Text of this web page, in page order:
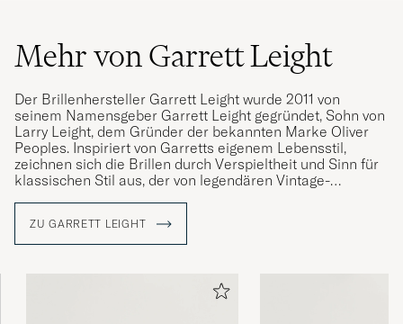
Mehr von Garrett Leight
Der Brillenhersteller Garrett Leight wurde 2011 von
seinem Namensgeber Garrett Leight gegründet, Sohn von
Larry Leight, dem Gründer der bekannten Marke Oliver
Peoples. Inspiriert von Garretts eigenem Lebensstil,
zeichnen sich die Brillen durch Verspieltheit und Sinn für
klassischen Stil aus, der von legendären Vintage-
ZU GARRETT LEIGHT